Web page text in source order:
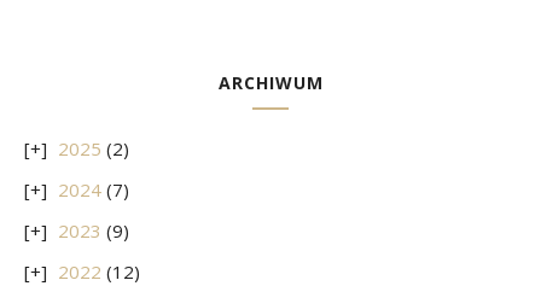
ARCHIWUM
2025 (2)
2024 (7)
2023 (9)
2022 (12)